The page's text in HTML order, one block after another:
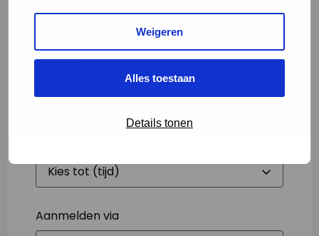
Weigeren
Alles toestaan
Details tonen
Starttijd*
Aanmelden via